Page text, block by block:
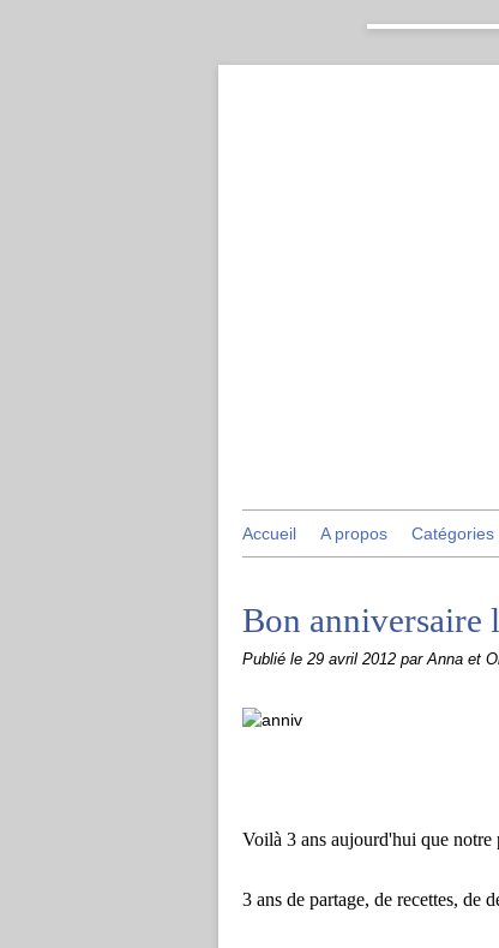
Accueil A propos Catégories
Bon anniversaire
Publié le 29 avril 2012 par Anna et
Voilà 3 ans aujourd'hui que
3 ans de partage, de recettes, de